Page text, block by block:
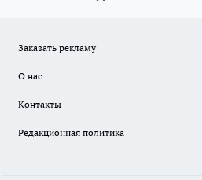
Заказать рекламу
О нас
Контакты
Редакционная политика